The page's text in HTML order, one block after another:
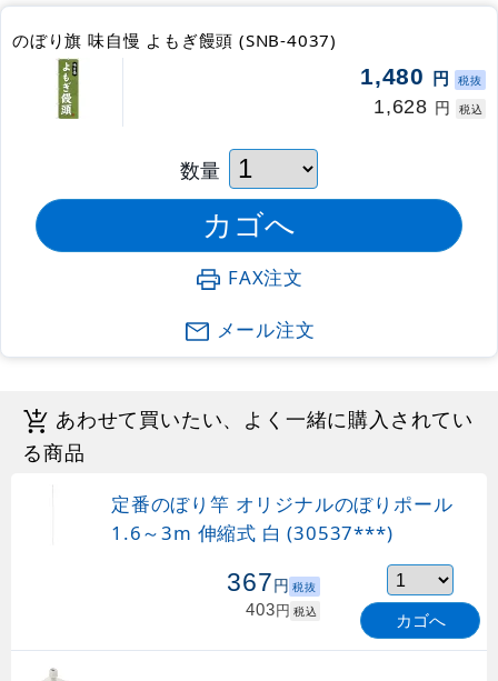
のぼり旗 味自慢 よもぎ饅頭 (SNB-4037)
1,480 円 税抜
1,628 円 税込
数量
FAX注文
メール注文
あわせて買いたい、よく一緒に購入されてい
る商品
定番のぼり竿 オリジナルのぼりポール
1.6～3m 伸縮式 白 (30537***)
367円 税抜
403円 税込 カゴへ